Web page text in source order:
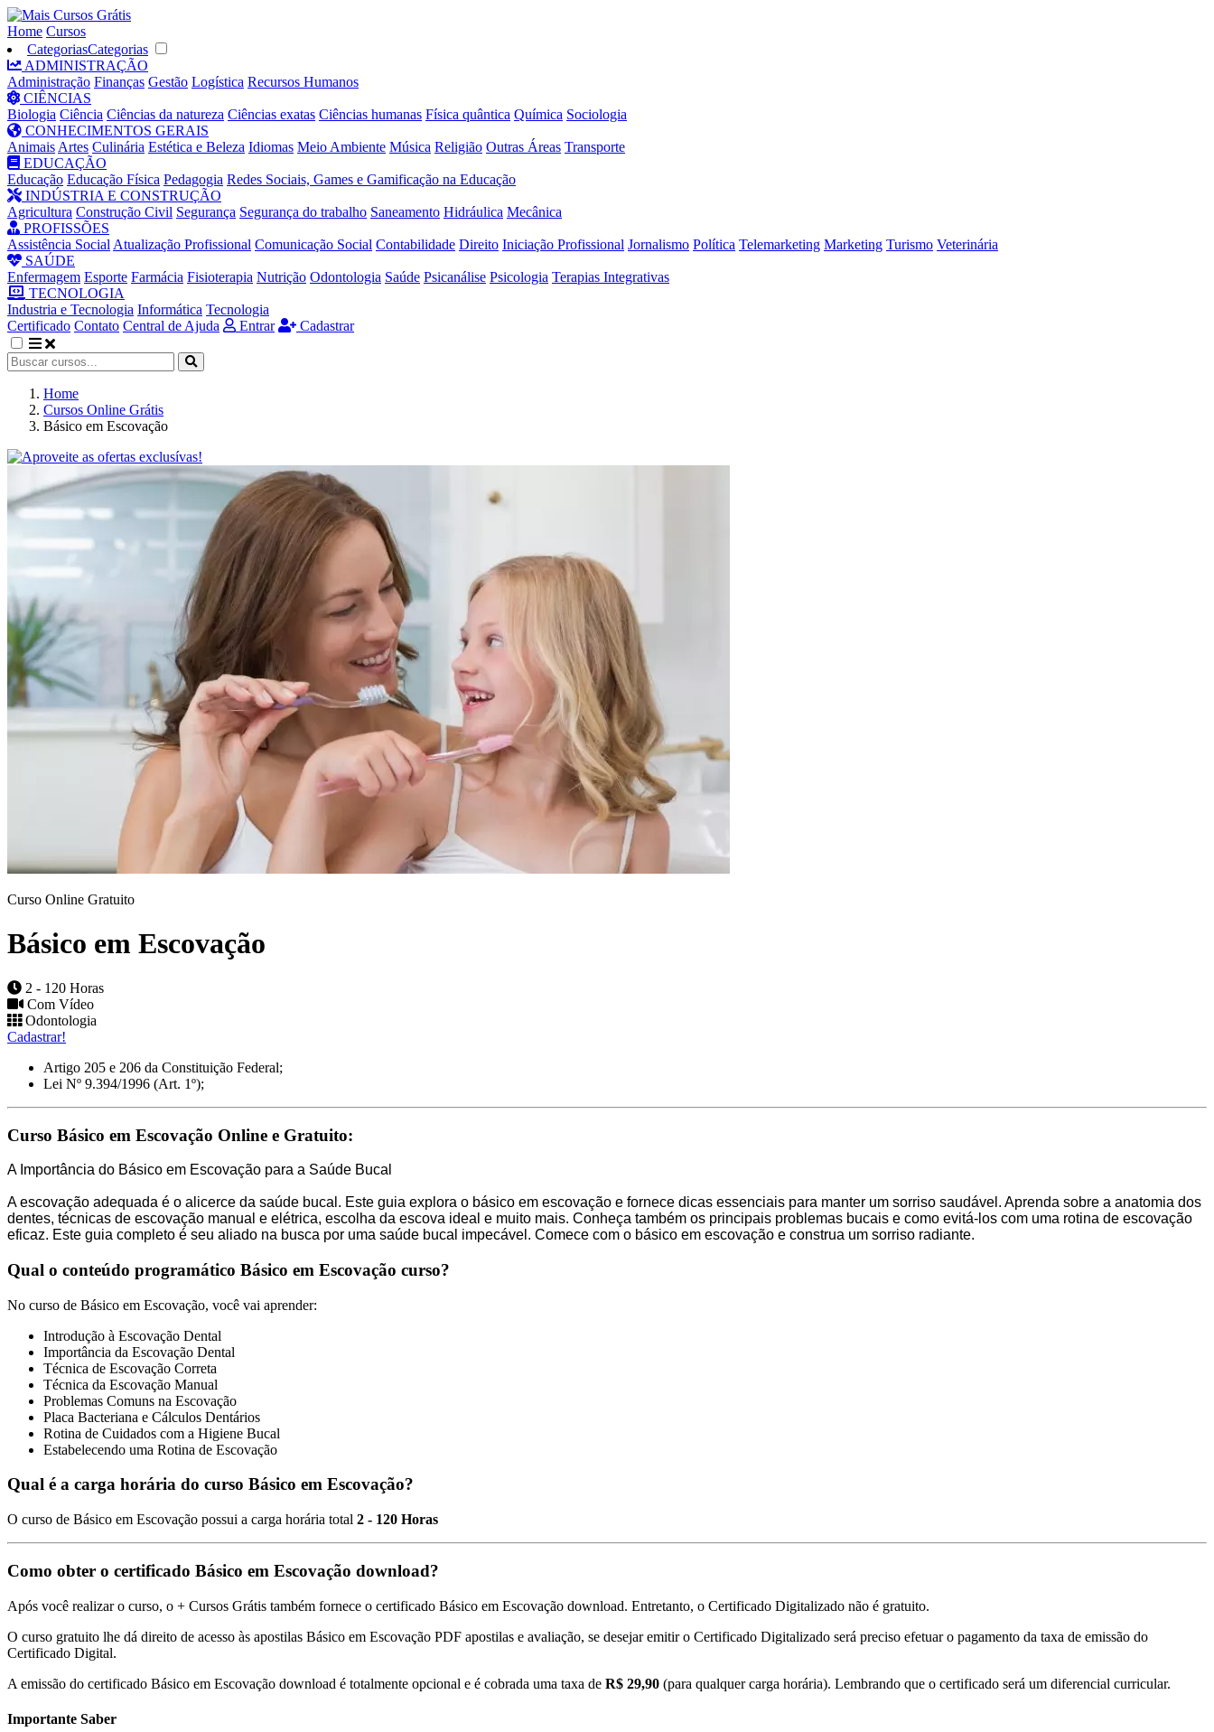
Home Cursos
CategoriasCategorias
ADMINISTRAÇÃO
Administração Finanças Gestão Logística Recursos Humanos
CIÊNCIAS
Biologia Ciência Ciências da natureza Ciências exatas Ciências humanas Física quântica Química Sociologia
CONHECIMENTOS GERAIS
Animais Artes Culinária Estética e Beleza Idiomas Meio Ambiente Música Religião Outras Áreas Transporte
EDUCAÇÃO
Educação Educação Física Pedagogia Redes Sociais, Games e Gamificação na Educação
INDÚSTRIA E CONSTRUÇÃO
Agricultura Construção Civil Segurança Segurança do trabalho Saneamento Hidráulica Mecânica
PROFISSÕES
Assistência Social Atualização Profissional Comunicação Social Contabilidade Direito Iniciação Profissional Jornalismo Política Telemarketing Marketing Turismo Veterinária
SAÚDE
Enfermagem Esporte Farmácia Fisioterapia Nutrição Odontologia Saúde Psicanálise Psicologia Terapias Integrativas
TECNOLOGIA
Industria e Tecnologia Informática Tecnologia
Certificado Contato Central de Ajuda Entrar Cadastrar
Home
Cursos Online Grátis
Básico em Escovação
Curso Online Gratuito
Básico em Escovação
2 - 120 Horas
Com Vídeo
Odontologia
Cadastrar!
Artigo 205 e 206 da Constituição Federal;
Lei Nº 9.394/1996 (Art. 1º);
Curso Básico em Escovação Online e Gratuito:
A Importância do Básico em Escovação para a Saúde Bucal
A escovação adequada é o alicerce da saúde bucal. Este guia explora o básico em escovação e fornece dicas essenciais para manter um sorriso saudável. Aprenda sobre a anatomia dos
dentes, técnicas de escovação manual e elétrica, escolha da escova ideal e muito mais. Conheça também os principais problemas bucais e como evitá-los com uma rotina de escovação
eficaz. Este guia completo é seu aliado na busca por uma saúde bucal impecável. Comece com o básico em escovação e construa um sorriso radiante.
Qual o conteúdo programático Básico em Escovação curso?
No curso de Básico em Escovação, você vai aprender:
Introdução à Escovação Dental
Importância da Escovação Dental
Técnica de Escovação Correta
Técnica da Escovação Manual
Problemas Comuns na Escovação
Placa Bacteriana e Cálculos Dentários
Rotina de Cuidados com a Higiene Bucal
Estabelecendo uma Rotina de Escovação
Qual é a carga horária do curso Básico em Escovação?
O curso de Básico em Escovação possui a carga horária total 2 - 120 Horas
Como obter o certificado Básico em Escovação download?
Após você realizar o curso, o + Cursos Grátis também fornece o certificado Básico em Escovação download. Entretanto, o Certificado Digitalizado não é gratuito.
O curso gratuito lhe dá direito de acesso às apostilas Básico em Escovação PDF apostilas e avaliação, se desejar emitir o Certificado Digitalizado será preciso efetuar o pagamento da taxa de emissão do
Certificado Digital.
A emissão do certificado Básico em Escovação download é totalmente opcional e é cobrada uma taxa de R$ 29,90 (para qualquer carga horária). Lembrando que o certificado será um diferencial curricular.
Importante Saber